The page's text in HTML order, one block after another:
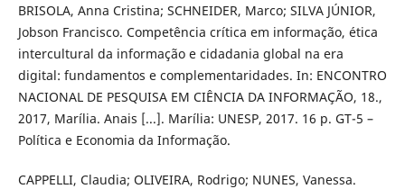
BRISOLA, Anna Cristina; SCHNEIDER, Marco; SILVA JÚNIOR,
Jobson Francisco. Competência crítica em informação, ética
intercultural da informação e cidadania global na era
digital: fundamentos e complementaridades. In: ENCONTRO
NACIONAL DE PESQUISA EM CIÊNCIA DA INFORMAÇÃO, 18.,
2017, Marília. Anais [...]. Marília: UNESP, 2017. 16 p. GT-5 –
Política e Economia da Informação.
CAPPELLI, Claudia; OLIVEIRA, Rodrigo; NUNES, Vanessa.